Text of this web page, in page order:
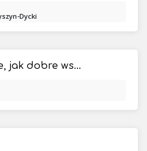
Dycki
XVIII (Tak złe, jak dobre wspólną jest zdobyczą...)